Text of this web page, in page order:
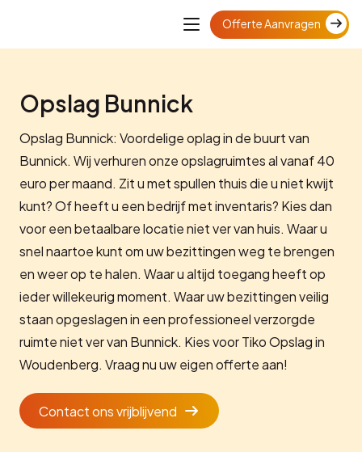
Offerte Aanvragen
Opslag Bunnick
Opslag Bunnick: Voordelige oplag in de buurt van
Bunnick. Wij verhuren onze opslagruimtes al vanaf 40
euro per maand. Zit u met spullen thuis die u niet kwijt
kunt? Of heeft u een bedrijf met inventaris? Kies dan
voor een betaalbare locatie niet ver van huis. Waar u
snel naartoe kunt om uw bezittingen weg te brengen
en weer op te halen. Waar u altijd toegang heeft op
ieder willekeurig moment. Waar uw bezittingen veilig
staan opgeslagen in een professioneel verzorgde
ruimte niet ver van Bunnick. Kies voor Tiko Opslag in
Woudenberg. Vraag nu uw eigen offerte aan!
Contact ons vrijblijvend